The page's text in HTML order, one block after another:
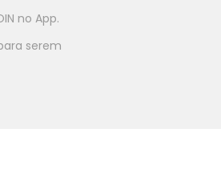
no App.
serem